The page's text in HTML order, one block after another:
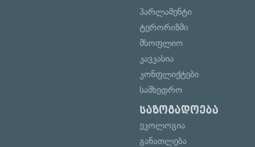
პარლამენტი
ტერორიზმი
მსოფლიო
კავკასია
კონფლიქტები
სამხედრო
საზოგადოება
ეკოლოგია
განათლება